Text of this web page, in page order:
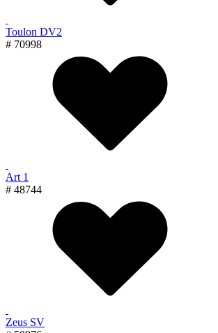
Toulon DV2
# 70998
Art 1
# 48744
Zeus SV